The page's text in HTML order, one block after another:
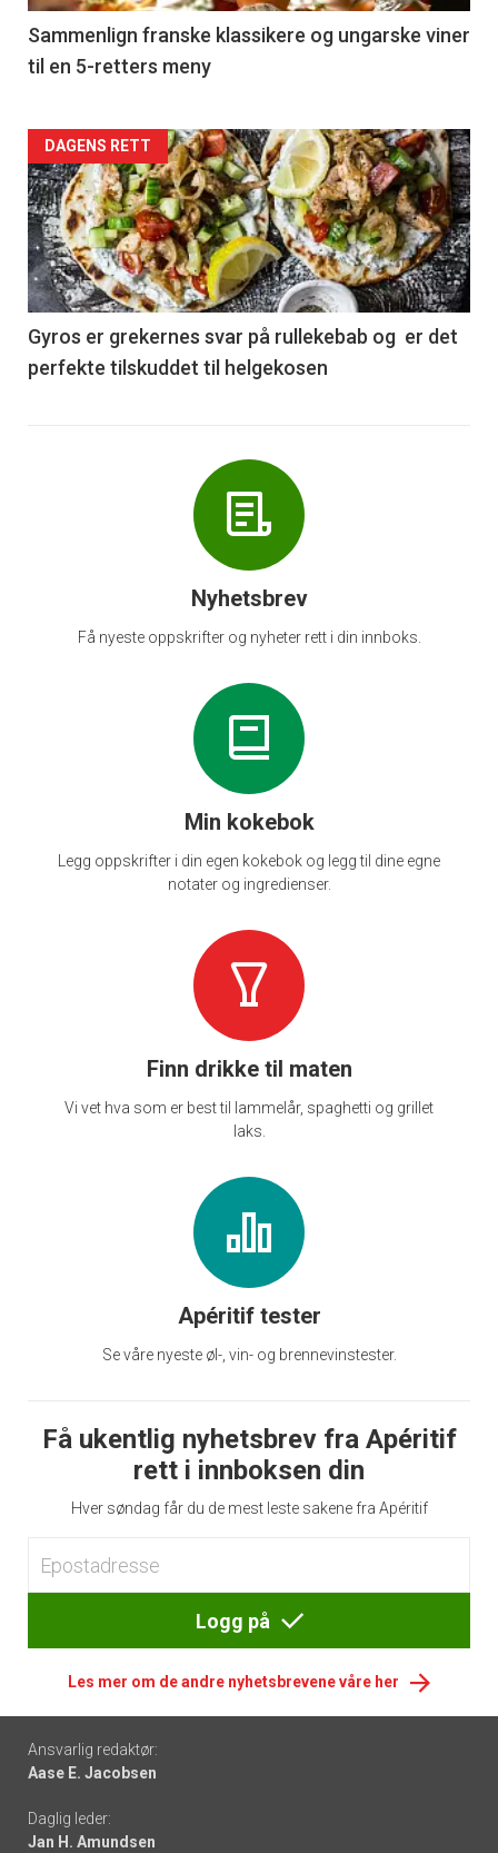
5
Sammenlign franske klassikere og ungarske viner
til en 5-retters meny
Forsiden
akkurat
nå
-
6
DAGENS RETT
Gyros er grekernes svar på rullekebab og er det
perfekte tilskuddet til helgekosen
Nyhetsbrev
Få nyeste oppskrifter og nyheter rett i din innboks.
Min kokebok
Legg oppskrifter i din egen kokebok og legg til dine egne
notater og ingredienser.
Finn drikke til maten
Vi vet hva som er best til lammelår, spaghetti og grillet
laks.
Apéritif tester
Se våre nyeste øl-, vin- og brennevinstester.
Få ukentlig nyhetsbrev fra Apéritif
rett i innboksen din
Hver søndag får du de mest leste sakene fra Apéritif
Logg på
Les mer om de andre nyhetsbrevene våre her
Footer
-
links
Ansvarlig redaktør:
Aase E. Jacobsen
Daglig leder:
Jan H. Amundsen